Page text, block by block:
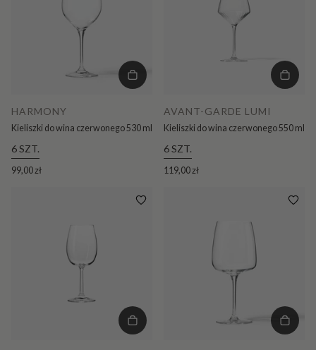
HARMONY
Kieliszki do wina czerwonego 530 ml
6 SZT.
99,00 zł
AVANT-GARDE LUMI
Kieliszki do wina czerwonego 550 ml
6 SZT.
119,00 zł